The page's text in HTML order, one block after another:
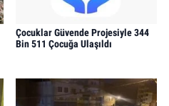
Çocuklar Güvende Projesiyle 344
Bin 511 Çocuğa Ulaşıldı